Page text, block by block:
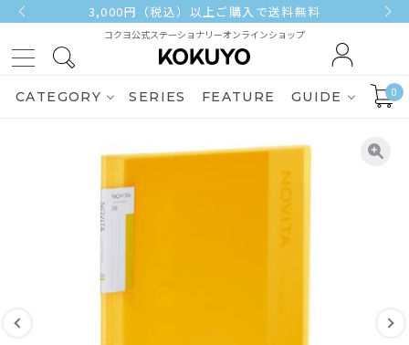
3,000円（税込）以上ご購入で送料無料
コクヨ公式ステーショナリーオンラインショップ
CATEGORY SERIES FEATURE GUIDE 0